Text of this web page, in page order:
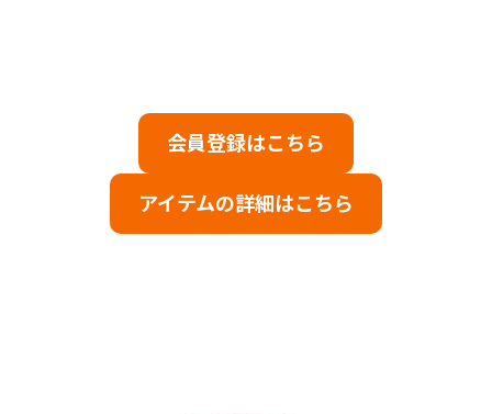
会員登録はこちら
アイテムの詳細はこちら